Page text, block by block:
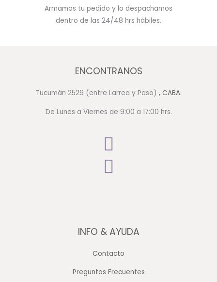
Armamos tu pedido y lo despachamos
dentro de las 24/48 hrs hábiles.
ENCONTRANOS
Tucumán 2529 (entre Larrea y Paso) , CABA.
De Lunes a Viernes de 9:00 a 17:00 hrs.
INFO & AYUDA
Contacto
Preguntas Frecuentes